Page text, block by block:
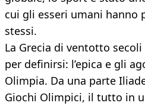
cui gli esseri umani hanno
stessi.
La Grecia di ventotto
per definirsi: l’epica e gli
Olimpia. Da una parte
Giochi Olimpici, il tutto in